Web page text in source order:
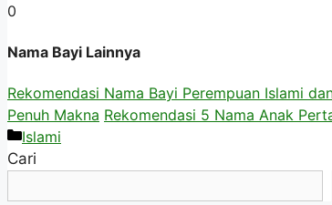
0
Nama Bayi Lainnya
Rekomendasi Nama Bayi Perempuan Islami
Penuh Makna Rekomendasi 5 Nama Anak
Kategori
Islami
Cari